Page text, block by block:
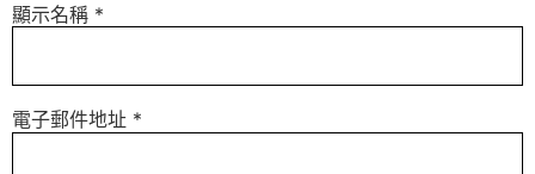
顯示名稱 *
電子郵件地址 *